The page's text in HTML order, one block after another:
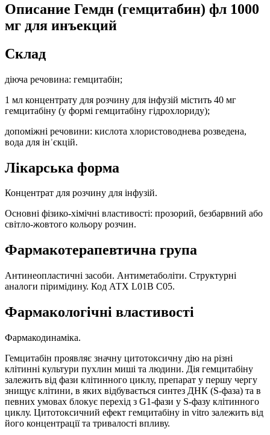
Описание Гемдн (гемцитабин) фл 1000
мг для инъекций
Склад
діюча речовина: гемцитабін;
1 мл концентрату для розчину для інфузій містить 40 мг
гемцитабіну (у формі гемцитабіну гідрохлориду);
допоміжні речовини: кислота хлористоводнева розведена,
вода для інʾєкцій.
Лікарська форма
Концентрат для розчину для інфузій.
Основні фізико-хімічні властивості: прозорий, безбарвний або
світло-жовтого кольору розчин.
Фармакотерапевтична група
Антинеопластичні засоби. Антиметаболіти. Структурні
аналоги піримідину. Код АТХ L01В С05.
Фармакологічні властивості
Фармакодинаміка.
Гемцитабін проявляє значну цитотоксичну дію на різні
клітинні культури пухлин миші та людини. Дія гемцитабіну
залежить від фази клітинного циклу, препарат у першу чергу
знищує клітини, в яких відбувається синтез ДНК (S-фаза) та в
певних умовах блокує перехід з G1‑фази у S-фазу клітинного
циклу. Цитотоксичний ефект гемцитабіну in vitro залежить від
його концентрації та тривалості впливу.